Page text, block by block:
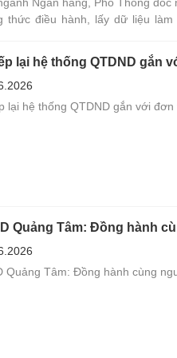
thức điều hành, lấy dữ liệu
lại hệ thống QTDND gắn
lại hệ thống QTDND gắn với
Quảng Tâm: Đồng hành
Quảng Tâm: Đồng hành cùng